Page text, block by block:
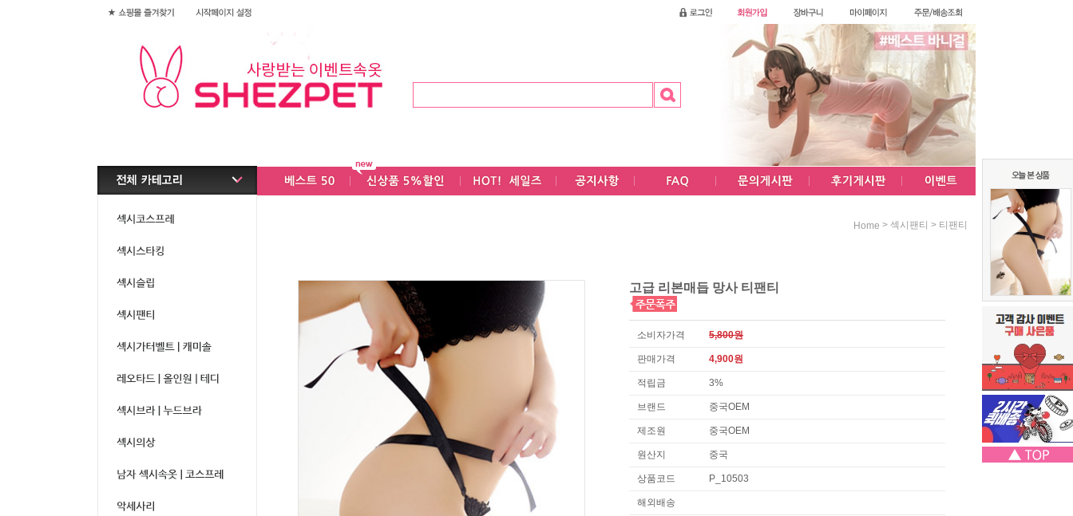
Home > 섹시팬티 > 티팬티
고급 리본매듭 망사 티팬티
소비자가격 5,800원
판매가격 4,900원
적립금 3%
브랜드 중국OEM
제조원 중국OEM
원산지 중국
상품코드 P_10503
해외배송